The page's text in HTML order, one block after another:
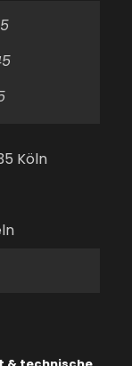
Köln